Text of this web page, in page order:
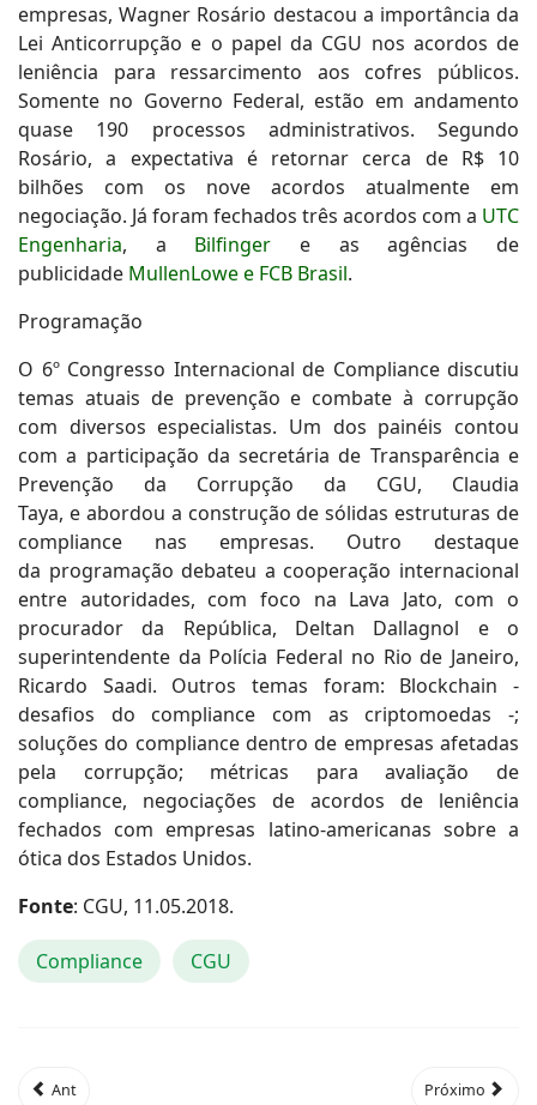
empresas, Wagner Rosário destacou a importância da
Lei Anticorrupção e o papel da CGU nos acordos de
leniência para ressarcimento aos cofres públicos.
Somente no Governo Federal, estão em andamento
quase 190 processos administrativos. Segundo
Rosário, a expectativa é retornar cerca de R$ 10
bilhões com os nove acordos atualmente em
negociação. Já foram fechados três acordos com a UTC
Engenharia, a Bilfinger e as agências de
publicidade MullenLowe e FCB Brasil.
Programação
O 6º Congresso Internacional de Compliance discutiu
temas atuais de prevenção e combate à corrupção
com diversos especialistas. Um dos painéis contou
com a participação da secretária de Transparência e
Prevenção da Corrupção da CGU, Claudia
Taya, e abordou a construção de sólidas estruturas de
compliance nas empresas. Outro destaque
da programação debateu a cooperação internacional
entre autoridades, com foco na Lava Jato, com o
procurador da República, Deltan Dallagnol e o
superintendente da Polícia Federal no Rio de Janeiro,
Ricardo Saadi. Outros temas foram: Blockchain -
desafios do compliance com as criptomoedas -;
soluções do compliance dentro de empresas afetadas
pela corrupção; métricas para avaliação de
compliance, negociações de acordos de leniência
fechados com empresas latino-americanas sobre a
ótica dos Estados Unidos.
Fonte: CGU, 11.05.2018.
Compliance CGU
Ant Próximo